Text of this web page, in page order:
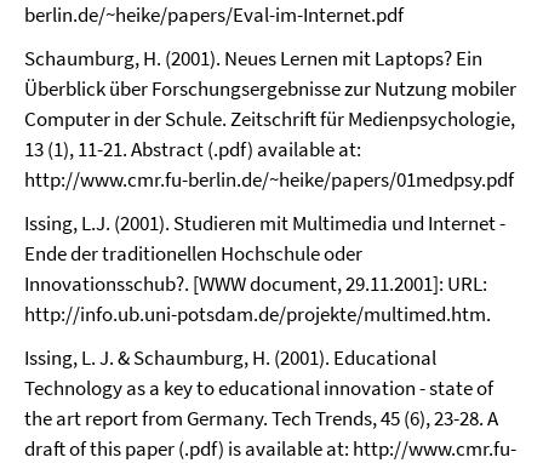
berlin.de/~heike/papers/Eval-im-Internet.pdf
Schaumburg, H. (2001). Neues Lernen mit Laptops? Ein
Überblick über Forschungsergebnisse zur Nutzung mobiler
Computer in der Schule. Zeitschrift für Medienpsychologie,
13 (1), 11-21. Abstract (.pdf) available at:
http://www.cmr.fu-berlin.de/~heike/papers/01medpsy.pdf
Issing, L.J. (2001). Studieren mit Multimedia und Internet -
Ende der traditionellen Hochschule oder
Innovationsschub?. [WWW document, 29.11.2001]: URL:
http://info.ub.uni-potsdam.de/projekte/multimed.htm.
Issing, L. J. & Schaumburg, H. (2001). Educational
Technology as a key to educational innovation - state of
the art report from Germany. Tech Trends, 45 (6), 23-28. A
draft of this paper (.pdf) is available at: http://www.cmr.fu-